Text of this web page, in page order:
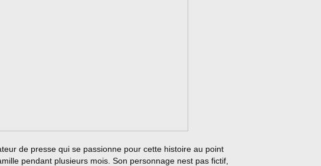
de presse qui se passionne pour cette histoire au point
pendant plusieurs mois. Son personnage nest pas fictif,